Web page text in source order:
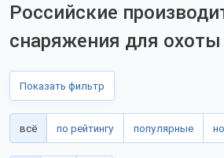
Российские
снаряжения для охоты
Показать фильтр
всё по рейтингу популярные